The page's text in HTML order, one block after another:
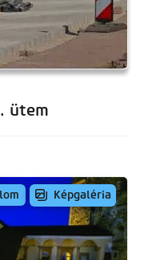
ütem
Képgaléria